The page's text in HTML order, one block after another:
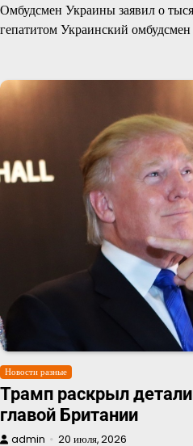
Омбудсмен Украины заявил о
гепатитом Украинский
Новости разные
Трамп раскрыл
главой Британии
admin 20 июля, 2026